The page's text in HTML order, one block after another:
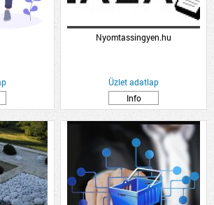
Nyomtassingyen.hu
Üzlet adatlap
Info